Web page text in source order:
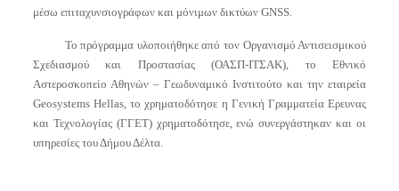
μέσω επιταχυνσιογράφων και μόνιμων δικτύων GNSS.
Το πρόγραμμα υλοποιήθηκε από τον Οργανισμό Αντισεισμικού
Σχεδιασμού και Προστασίας (ΟΑΣΠ-ΙΤΣΑΚ), το Εθνικό
Αστεροσκοπείο Αθηνών – Γεωδυναμικό Ινστιτούτο και την εταιρεία
Geosystems Hellas, το χρηματοδότησε η Γενική Γραμματεία Ερευνας
και Τεχνολογίας (ΓΓΕΤ) χρηματοδότησε, ενώ συνεργάστηκαν και οι
υπηρεσίες του Δήμου Δέλτα.